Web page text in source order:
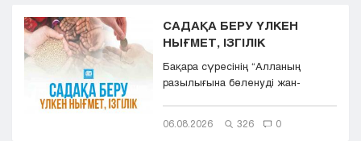
САДАҚА БЕРУ ҮЛКЕН
НЫҒМЕТ, ІЗГІЛІК
Бақара сүресінің “Aлланың
разылығына бөленуді жан-
06.08.2026 326 0